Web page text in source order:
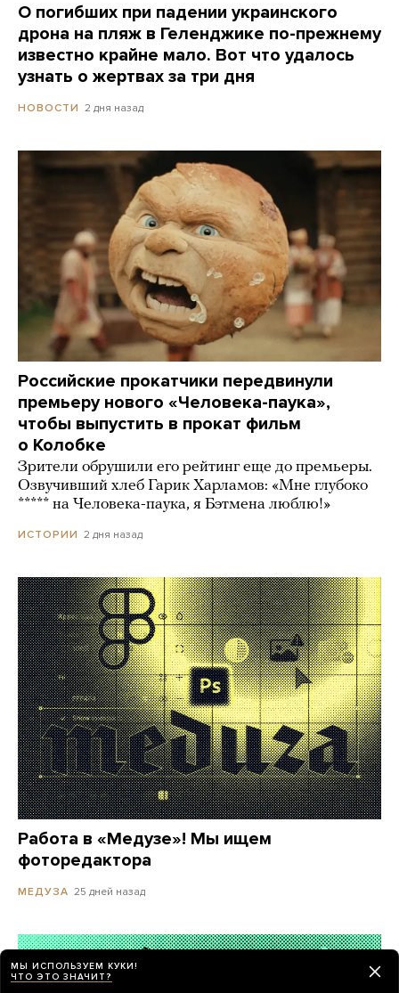
О погибших при падении украинского
дрона на пляж в Геленджике по-прежнему
известно крайне мало. Вот что удалось
узнать о жертвах за три дня
НОВОСТИ 2 дня назад
Российские прокатчики передвинули
премьеру нового «Человека-паука»,
чтобы выпустить в прокат фильм
о Колобке
Зрители обрушили его рейтинг еще до премьеры.
Озвучивший хлеб Гарик Харламов: «Мне глубоко
***** на Человека-паука, я Бэтмена люблю!»
ИСТОРИИ 2 дня назад
Работа в «Медузе»! Мы ищем
фоторедактора
МЕДУЗА 25 дней назад
МЫ ИСПОЛЬЗУЕМ КУКИ!
ЧТО ЭТО ЗНАЧИТ?